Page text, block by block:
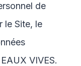
de
le Site, le
VIVES.